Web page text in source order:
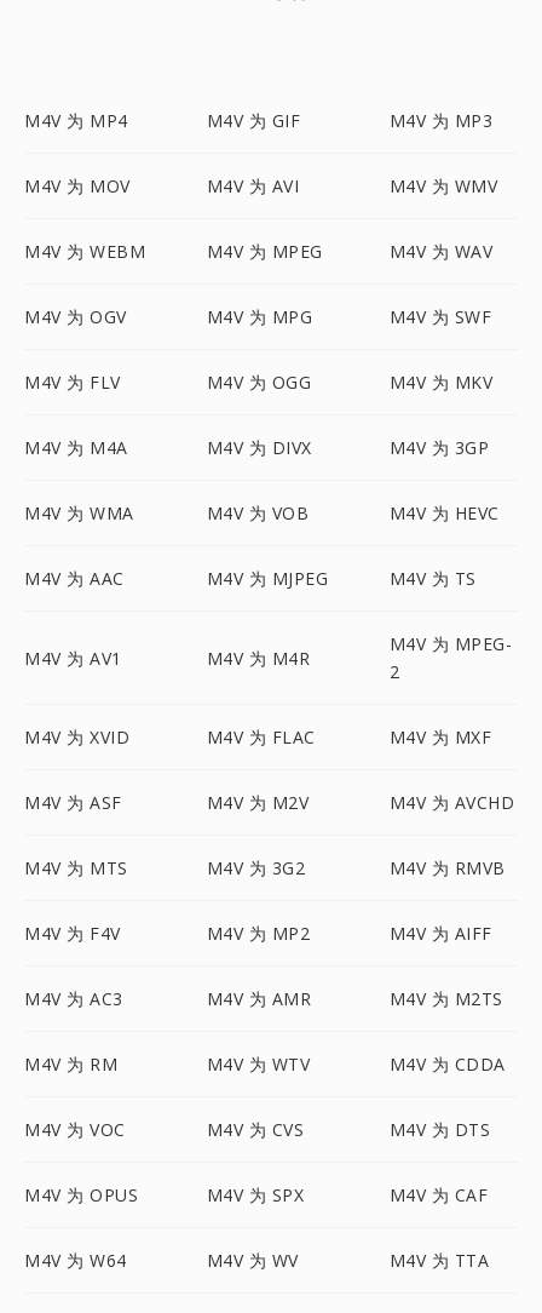
M4V 为 MP4 M4V 为 GIF M4V 为 MP3
M4V 为 MOV M4V 为 AVI M4V 为 WMV
M4V 为 WEBM M4V 为 MPEG M4V 为 WAV
M4V 为 OGV M4V 为 MPG M4V 为 SWF
M4V 为 FLV M4V 为 OGG M4V 为 MKV
M4V 为 M4A M4V 为 DIVX M4V 为 3GP
M4V 为 WMA M4V 为 VOB M4V 为 HEVC
M4V 为 AAC M4V 为 MJPEG M4V 为 TS
M4V 为 AV1 M4V 为 M4R
M4V 为 MPEG-
2
M4V 为 XVID M4V 为 FLAC M4V 为 MXF
M4V 为 ASF M4V 为 M2V M4V 为 AVCHD
M4V 为 MTS M4V 为 3G2 M4V 为 RMVB
M4V 为 F4V M4V 为 MP2 M4V 为 AIFF
M4V 为 AC3 M4V 为 AMR M4V 为 M2TS
M4V 为 RM M4V 为 WTV M4V 为 CDDA
M4V 为 VOC M4V 为 CVS M4V 为 DTS
M4V 为 OPUS M4V 为 SPX M4V 为 CAF
M4V 为 W64 M4V 为 WV M4V 为 TTA